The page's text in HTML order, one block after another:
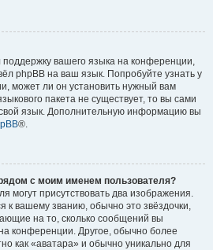
вашего языка на конференции,
phpBB на ваш язык. Попробуйте узнать у
может ли он установить нужный вам
пакета не существует, то вы сами
язык. Дополнительную информацию вы
®.
с моим именем пользователя?
могут присутствовать два изображения.
к вашему званию, обычно это звёздочки,
на то, сколько сообщений вы
конференции. Другое, обычно более
как «аватара» и обычно уникально для